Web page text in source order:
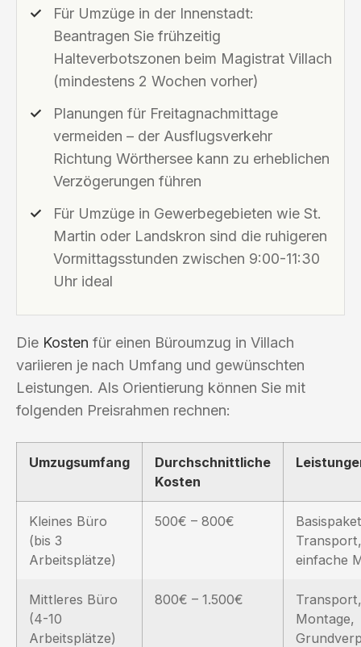
Für Umzüge in der Innenstadt:
Beantragen Sie frühzeitig
Halteverbotszonen beim Magistrat Villach
(mindestens 2 Wochen vorher)
Planungen für Freitagnachmittage
vermeiden – der Ausflugsverkehr
Richtung Wörthersee kann zu erheblichen
Verzögerungen führen
Für Umzüge in Gewerbegebieten wie St.
Martin oder Landskron sind die ruhigeren
Vormittagsstunden zwischen 9:00-11:30
Uhr ideal
Die Kosten für einen Büroumzug in Villach
variieren je nach Umfang und gewünschten
Leistungen. Als Orientierung können Sie mit
folgenden Preisrahmen rechnen:
Umzugsumfang
Durchschnittliche
Kosten
Kleines Büro
(bis 3
Arbeitsplätze)
500€ – 800€
Transport,
einfache
Mittleres Büro
(4-10
Arbeitsplätze)
800€ – 1.500€
Transport,
Montage,